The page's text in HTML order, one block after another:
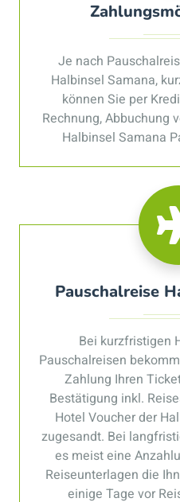
Je nach
Halbinsel Samana,
können Sie per
Rechnung, Abbuchung
Halbinsel Samana
Pauschalreise
Bei kurzfristigen
Pauschalreisen
Zahlung Ihren
Bestätigung inkl.
Hotel Voucher der
zugesandt. Bei
es meist eine
Reiseunterlagen die
einige Tage vor